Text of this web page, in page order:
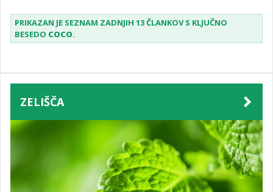
kot jaz. Obožujem dolge sprehode z lastnico. Obe se vrneva
utrujene nazaj, kjer se stisneva in skupaj zadremava.
PRIKAZAN JE SEZNAM ZADNJIH 13 ČLANKOV S KLJUČNO
BESEDO COCO.
ZELIŠČA